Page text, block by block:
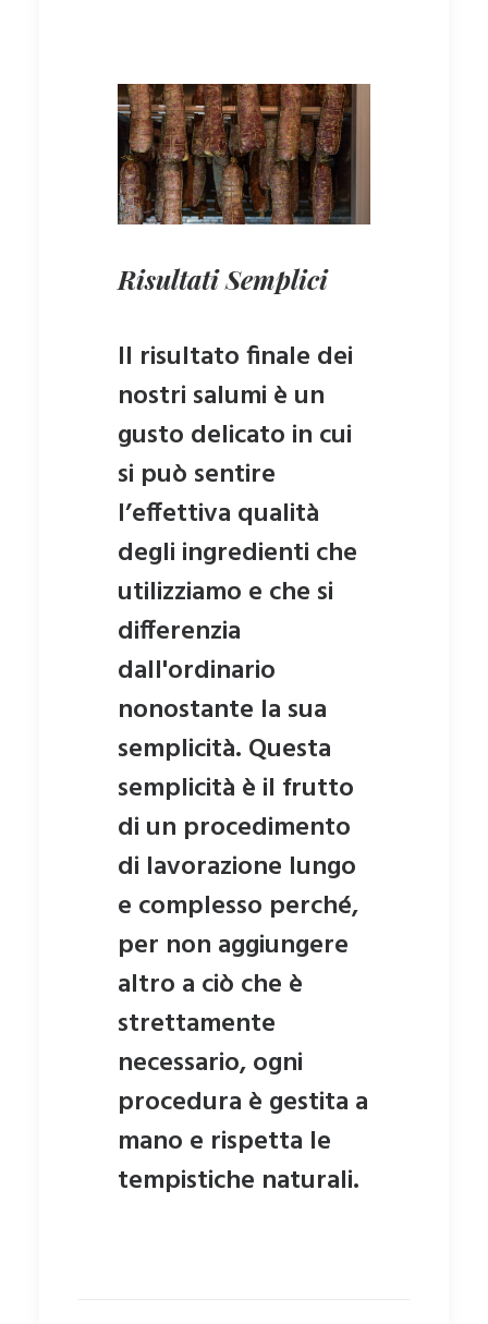
Risultati Semplici
Il risultato finale dei
nostri salumi è un
gusto delicato in cui
si può sentire
l’effettiva qualità
degli ingredienti che
utilizziamo e che si
differenzia
dall'ordinario
nonostante la sua
semplicità. Questa
semplicità è il frutto
di un procedimento
di lavorazione lungo
e complesso perché,
per non aggiungere
altro a ciò che è
strettamente
necessario, ogni
procedura è gestita a
mano e rispetta le
tempistiche naturali.